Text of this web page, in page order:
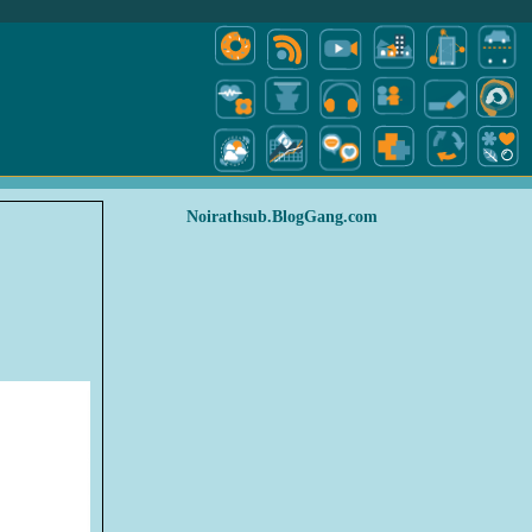
Noirathsub.BlogGang.com